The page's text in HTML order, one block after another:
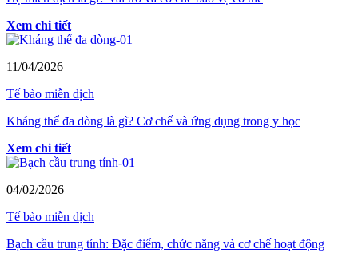
Xem chi tiết
11/04/2026
Tế bào miễn dịch
Kháng thể đa dòng là gì? Cơ chế và ứng dụng trong y học
Xem chi tiết
04/02/2026
Tế bào miễn dịch
Bạch cầu trung tính: Đặc điểm, chức năng và cơ chế hoạt động